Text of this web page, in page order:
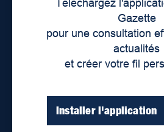
Téléchargez
Gazette
pour une consultation
actualités
et créer votre fil
Installer l'application
Lieux de distribution